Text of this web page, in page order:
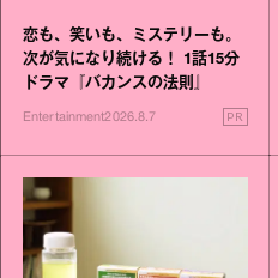
恋も、笑いも、ミステリーも。
次が気になり続ける！ 1話15分
ドラマ『バカンスの法則』
Entertainment2026.8.7 PR